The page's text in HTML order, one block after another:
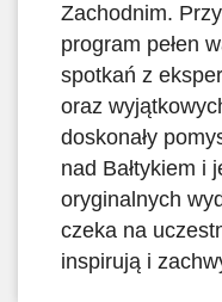
Zachodnim.
program pełen
spotkań z
oraz
doskonały
nad Bałtykiem i
oryginalnych
czeka na
inspirują i